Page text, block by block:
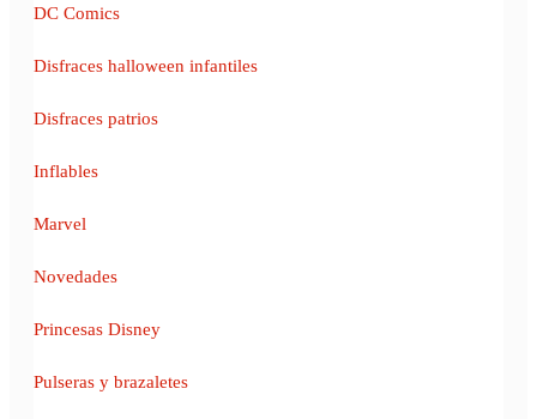
DC Comics
Disfraces halloween infantiles
Disfraces patrios
Inflables
Marvel
Novedades
Princesas Disney
Pulseras y brazaletes